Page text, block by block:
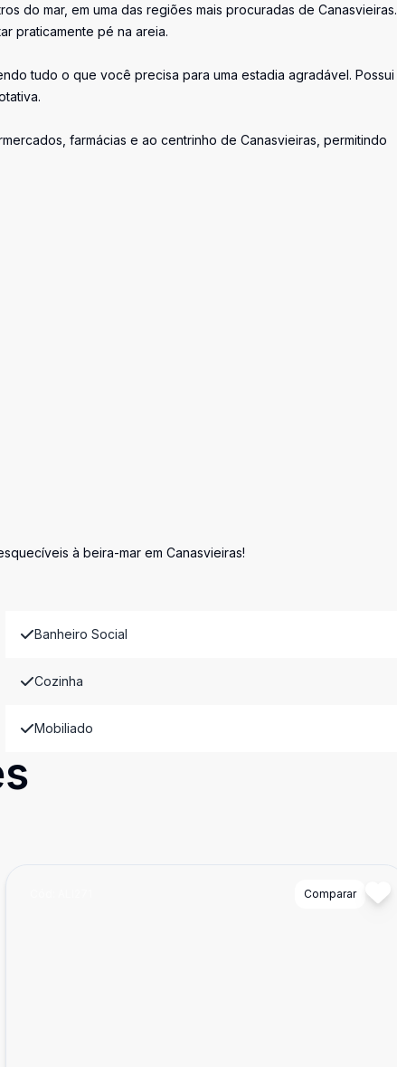
do mar, em uma das regiões mais procuradas de Canasvieiras.
praticamente pé na areia.
tudo o que você precisa para uma estadia agradável. Possui
farmácias e ao centrinho de Canasvieiras, permitindo
à beira-mar em Canasvieiras!
Banheiro Social
Cozinha
Mobiliado
Comparar